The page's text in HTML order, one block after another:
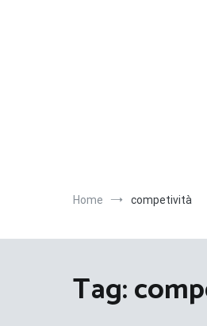
Home competività
Tag: